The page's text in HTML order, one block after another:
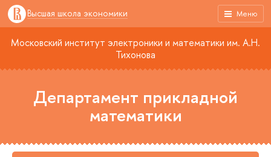
Меню
Высшая школа экономики
Московский институт электроники и математики им. А.Н.
Тихонова
Департамент прикладной
математики